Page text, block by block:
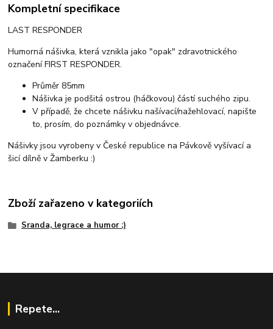
Kompletní specifikace
LAST RESPONDER
Humorná nášivka, která vznikla jako "opak" zdravotnického
označení FIRST RESPONDER.
Průměr 85mm
Nášivka je podšitá ostrou (háčkovou) částí suchého zipu.
V případě, že chcete nášivku našívací/nažehlovací, napište
to, prosím, do poznámky v objednávce.
Nášivky jsou vyrobeny v České republice na Pávkově vyšívací a
šicí dílně v Žamberku :)
Zboží zařazeno v kategoriích
Sranda, legrace a humor :)
Repete...